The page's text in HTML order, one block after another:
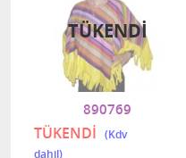
890769
TÜKENDİ
TÜKENDI